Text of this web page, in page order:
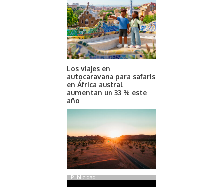
Los viajes en
autocaravana para safaris
en África austral
aumentan un 33 % este
año
Publicidad